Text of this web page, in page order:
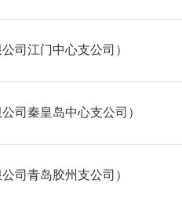
司江门中心支公司）
司秦皇岛中心支公司）
司青岛胶州支公司）